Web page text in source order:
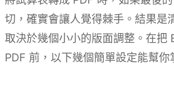
切，確實會讓人覺得棘手。結果是
取決於幾個小小的版面調整。在把
PDF 前，以下幾個簡單設定能幫你